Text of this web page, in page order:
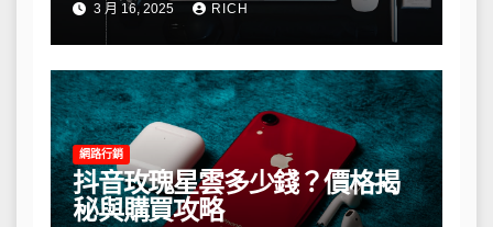
3 月 16, 2025 RICH
網路行銷
抖音玫瑰星雲多少錢？價格揭
秘與購買攻略